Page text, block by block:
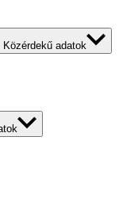
adatok